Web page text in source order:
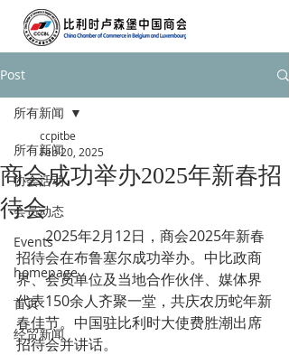
Post
所有新闻
协会活动
会员动态
Events
homepage
首页
经贸新闻
所有新闻
商会成功举办2025年新春招
待会
ccpitbe
Feb 20, 2025
        2025年2月12日，商会2025年新春
招待会在布鲁塞尔成功举办。中比政商
界、会员单位及当地合作伙伴、媒体界
代表150余人齐聚一堂，共庆农历蛇年新
春佳节。中国驻比利时大使费胜潮出席
招待会并讲话。